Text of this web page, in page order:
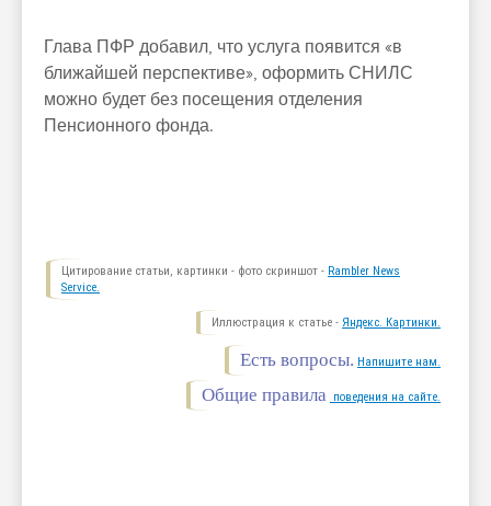
Глава ПФР добавил, что услуга появится «в
ближайшей перспективе», оформить СНИЛС
можно будет без посещения отделения
Пенсионного фонда.
Цитирование статьи, картинки - фото скриншот - Rambler News
Service.
Иллюстрация к статье - Яндекс. Картинки.
Есть вопросы. Напишите нам.
Общие правила поведения на сайте.